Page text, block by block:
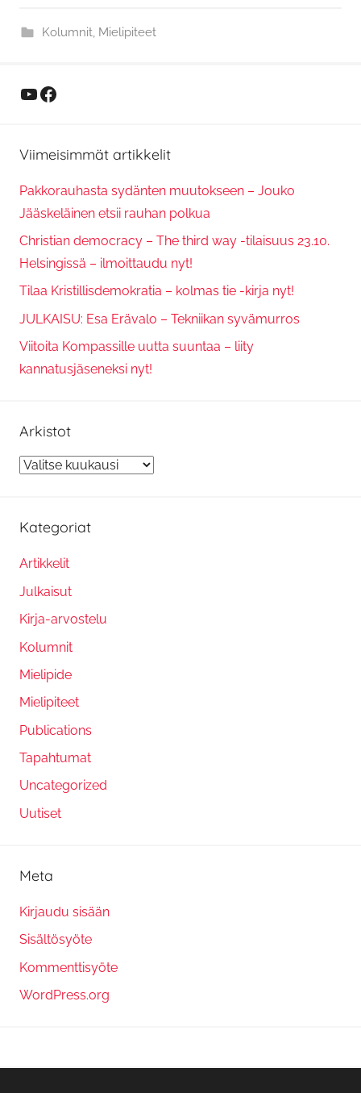
Kolumnit, Mielipiteet
YouTube
Facebook
Viimeisimmät artikkelit
Pakkorauhasta sydänten muutokseen – Jouko
Jääskeläinen etsii rauhan polkua
Christian democracy – The third way -tilaisuus 23.10.
Helsingissä – ilmoittaudu nyt!
Tilaa Kristillisdemokratia – kolmas tie -kirja nyt!
JULKAISU: Esa Erävalo – Tekniikan syvämurros
Viitoita Kompassille uutta suuntaa – liity
kannatusjäseneksi nyt!
Arkistot
Arkistot
Kategoriat
Artikkelit
Julkaisut
Kirja-arvostelu
Kolumnit
Mielipide
Mielipiteet
Publications
Tapahtumat
Uncategorized
Uutiset
Meta
Kirjaudu sisään
Sisältösyöte
Kommenttisyöte
WordPress.org